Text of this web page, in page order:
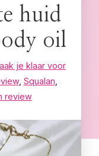
huid
oil
je klaar voor
, Squalan
review